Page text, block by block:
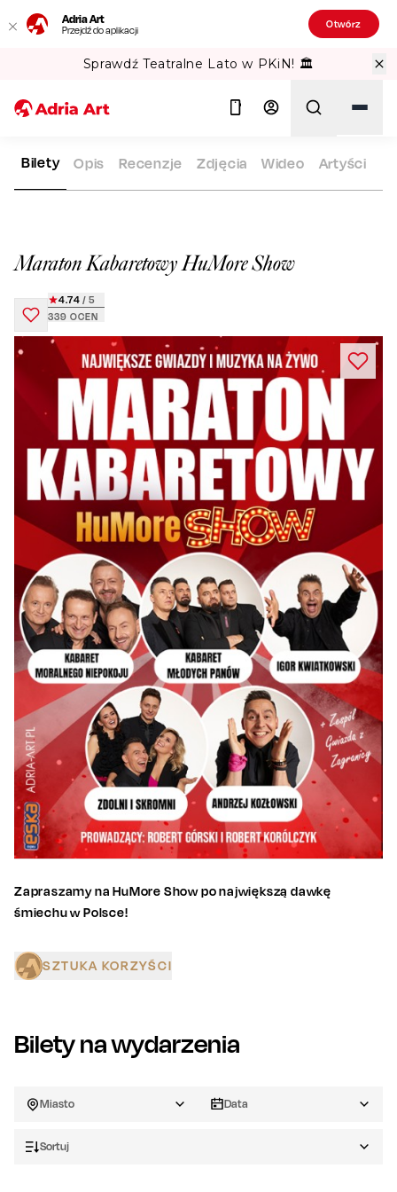
Adria Art
Przejdź do aplikacji Otwórz
Sprawdź Teatralne Lato w PKiN! 🏛️
ADRIA ART REPERTUAR MARATON KABARETOWY HUMORE
Maraton Kabaretowy HuMore Show
339 OCEN
4.74 / 5
Bilety Opis Recenzje Zdjęcia Wideo Artyści
Zapraszamy na HuMore Show po największą dawkę
śmiechu w Polsce!
SZTUKA KORZYŚCI
Bilety na wydarzenia
Miasto Data
Sortuj